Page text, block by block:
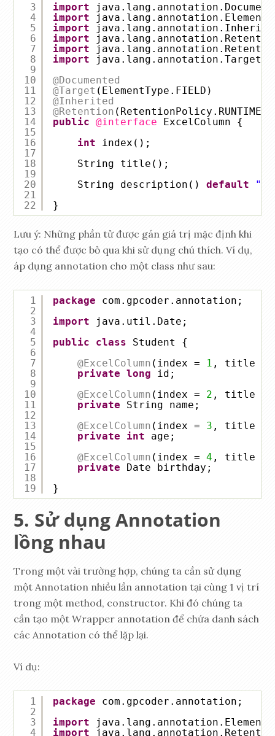
3
4
5
6
7
8
9
10
11
12
13
14
15
16
17
18
19
20
21
22
import
import
import
import
import
import
java.lang.annotation.Target;
@Documented
@Target (ElementType.FIELD)
@Inherited
@Retention (RetentionPolicy.RUNTIME)
public @interface
ExcelColumn {
int
index();
String title();
String description() default
}
Lưu ý: Những phần tử được gán giá trị mặc định khi
tạo có thể được bỏ qua khi sử dụng chú thích. Ví dụ,
áp dụng annotation cho một class như sau:
1
2
3
4
5
6
7
8
9
10
11
12
13
14
15
16
17
18
19
package
com.gpcoder.annotation;
import
java.util.Date;
public
class
Student {
@ExcelColumn (index = 1 , title =
private long
id;
@ExcelColumn (index = 2 , title =
private
String name;
@ExcelColumn (index = 3 , title =
private
int
age;
@ExcelColumn (index = 4 , title =
private
Date birthday;
}
Sử dụng Annotation
lồng nhau
Trong một vài trường hợp, chúng ta cần sử dụng
một Annotation nhiều lần annotation tại cùng 1 vị trí
trong một method, constructor. Khi đó chúng ta
cần tạo một Wrapper annotation để chứa danh sách
các Annotation có thể lặp lại.
Ví dụ:
1
2
3
4
package
com.gpcoder.annotation;
import
import